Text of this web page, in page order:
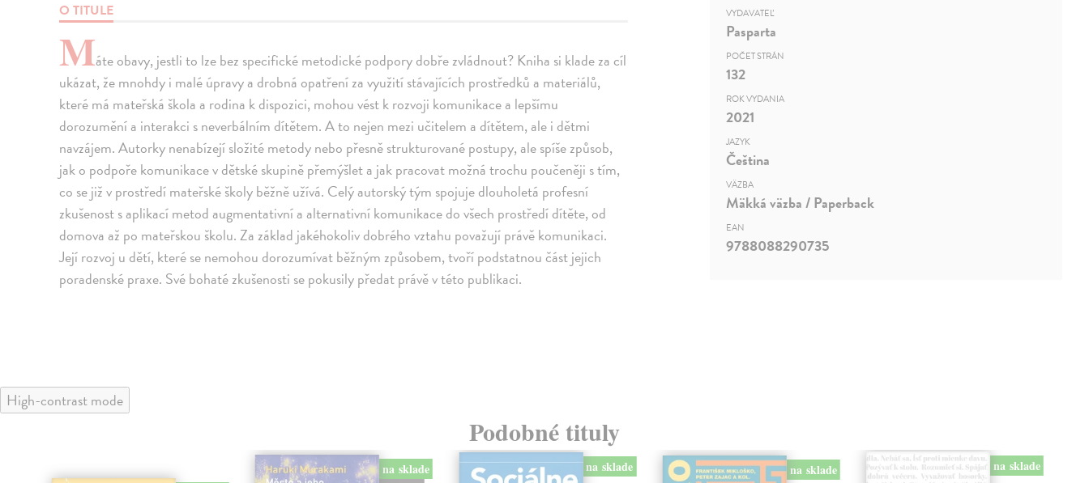
O TITULE
Máte obavy, jestli to lze bez specifické metodické podpory dobře zvládnout? Kniha si klade za cíl
ukázat, že mnohdy i malé úpravy a drobná opatření za využití stávajících prostředků a materiálů,
které má mateřská škola a rodina k dispozici, mohou vést k rozvoji komunikace a lepšímu
dorozumění a interakci s neverbálním dítětem. A to nejen mezi učitelem a dítětem, ale i dětmi
navzájem. Autorky nenabízejí složité metody nebo přesně strukturované postupy, ale spíše způsob,
jak o podpoře komunikace v dětské skupině přemýšlet a jak pracovat možná trochu poučeněji s tím,
co se již v prostředí mateřské školy běžně užívá. Celý autorský tým spojuje dlouholetá profesní
zkušenost s aplikací metod augmentativní a alternativní komunikace do všech prostředí dítěte, od
domova až po mateřskou školu. Za základ jakéhokoliv dobrého vztahu považují právě komunikaci.
Její rozvoj u dětí, které se nemohou dorozumívat běžným způsobem, tvoří podstatnou část jejich
poradenské praxe. Své bohaté zkušenosti se pokusily předat právě v této publikaci.
VYDAVATEĽ
Pasparta
POČET STRÁN
132
ROK VYDANIA
2021
JAZYK
Čeština
VÄZBA
Mäkká väzba / Paperback
EAN
9788088290735
High-contrast mode
Podobné tituly
na sklade
na sklade na sklade na sklade